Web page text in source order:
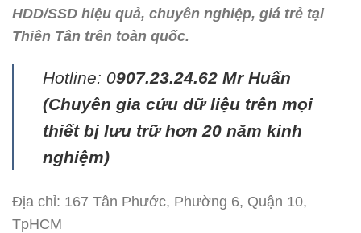
HDD/SSD hiệu quả, chuyên nghiệp, giá trẻ tại
Thiên Tân trên toàn quốc.
Hotline: 0907.23.24.62 Mr Huấn
(Chuyên gia cứu dữ liệu trên mọi
thiết bị lưu trữ hơn 20 năm kinh
nghiệm)
Địa chỉ: 167 Tân Phước, Phường 6, Quận 10,
TpHCM